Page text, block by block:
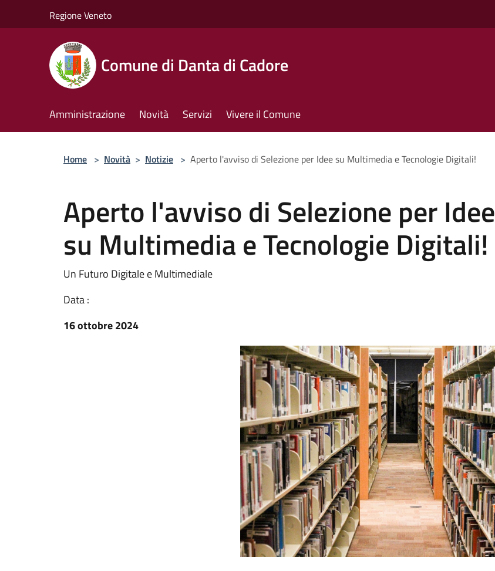
Regione Veneto
Comune di Danta di Cadore
Amministrazione Novità Servizi Vivere il Comune
Home > Novità > Notizie > Aperto l'avviso di Selezione per Idee su Multimedia e Tecnologie Digitali!
Aperto l'avviso di Selezione per Idee
su Multimedia e Tecnologie Digitali!
Un Futuro Digitale e Multimediale
Data :
16 ottobre 2024